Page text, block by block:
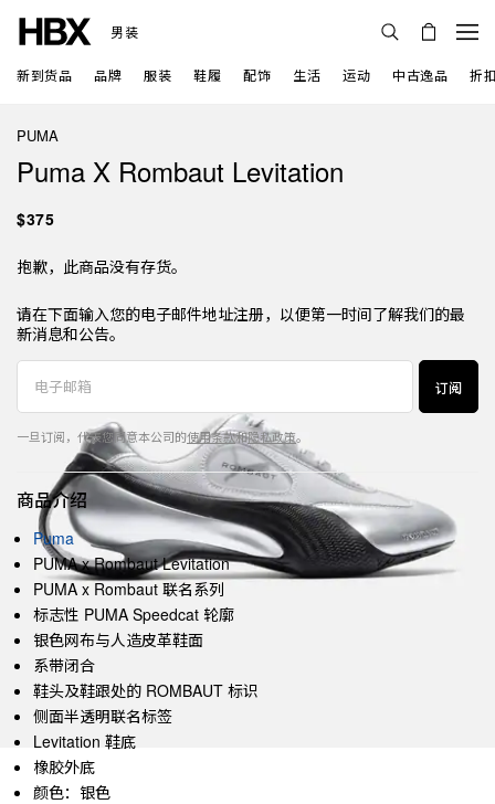
男装
新到货品 品牌 服装 鞋履 配饰 生活 运动 中古逸品 折
PUMA
Puma X Rombaut Levitation
$375
抱歉，此商品没有存货。
请在下面输入您的电子邮件地址注册，以便第一时间了解我们的最
新消息和公告。
订阅
一旦订阅，代表您同意本公司的使用条款和隐私政策。
商品介绍
Puma
PUMA x Rombaut Levitation
PUMA x Rombaut 联名系列
标志性 PUMA Speedcat 轮廓
银色网布与人造皮革鞋面
系带闭合
鞋头及鞋跟处的 ROMBAUT 标识
侧面半透明联名标签
Levitation 鞋底
橡胶外底
颜色：银色